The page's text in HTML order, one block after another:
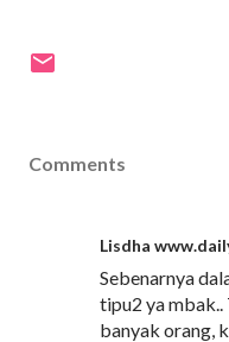
Comments
Lisdha
Sebenarnya
tipu2 ya
banyak orang,